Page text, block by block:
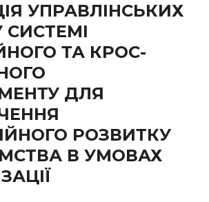
УПРАВЛІНСЬКИХ
СИСТЕМІ
ТА КРОС-
ДЛЯ
РОЗВИТКУ
В УМОВАХ